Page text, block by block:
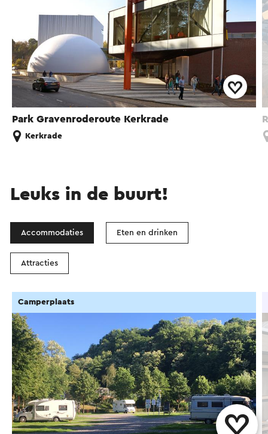
Park Gravenroderoute Kerkrade
Kerkrade
Leuks in de buurt!
Accommodaties Eten en drinken
Attracties
Camperplaats